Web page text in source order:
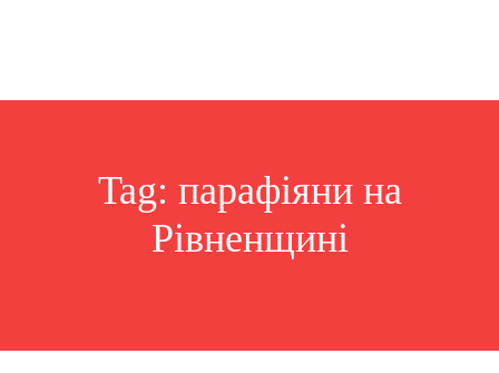
Tag: парафіяни на
Рівненщині